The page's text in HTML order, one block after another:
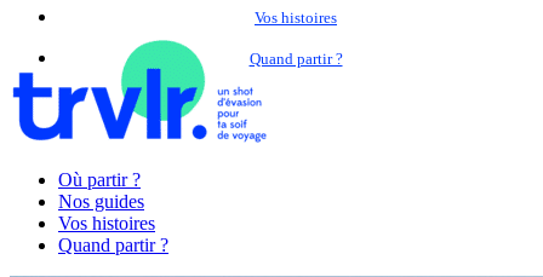
Vos histoires
Quand partir ?
Où partir ?
Nos guides
Vos histoires
Quand partir ?